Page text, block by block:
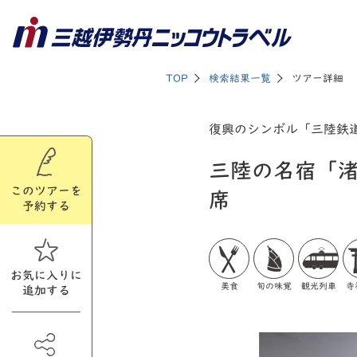
このツアーを
予約する
お気に入りに
追加する
TOP 検索結果一覧 ツアー詳細
復興のシンボル「三陸鉄
三陸の名宿「
席
美食 旬の味覚 観光列車 寺